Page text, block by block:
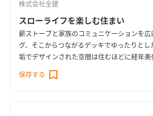
株式会社全建
スローライフを楽しむ住まい
薪ストーブと家族のコミュニケーションを広
グ、そこからつながるデッキでゆったりと
垢でデザインされた空間は住むほどに経年美
保存する